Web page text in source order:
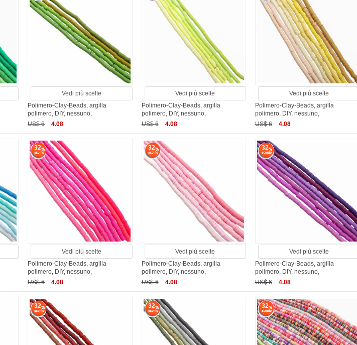
Vedi più scelte
Polimero-Clay-Beads, argilla
polimero, DIY, nessuno,
US$ 6
4.08
Vedi più scelte
Polimero-Clay-Beads, argilla
polimero, DIY, nessuno,
US$ 6
4.08
Vedi più scelte
Polimero-Clay-Beads, argilla
polimero, DIY, nessuno,
US$ 6
4.08
32
Vedi più scelte
Polimero-Clay-Beads, argilla
polimero, DIY, nessuno,
US$ 6
4.08
32
Vedi più scelte
Polimero-Clay-Beads, argilla
polimero, DIY, nessuno,
US$ 6
4.08
32
Vedi più scelte
Polimero-Clay-Beads, argilla
polimero, DIY, nessuno,
US$ 6
4.08
32 32 32